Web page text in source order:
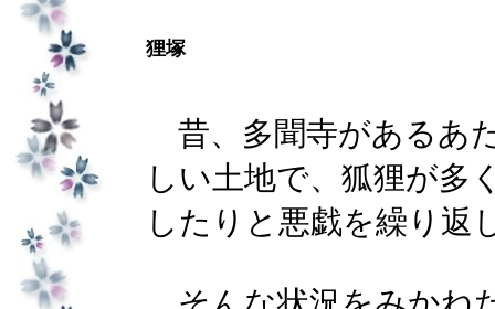
狸塚
昔、多聞寺があるあ
しい土地で、狐狸が多
したりと悪戯を繰り返